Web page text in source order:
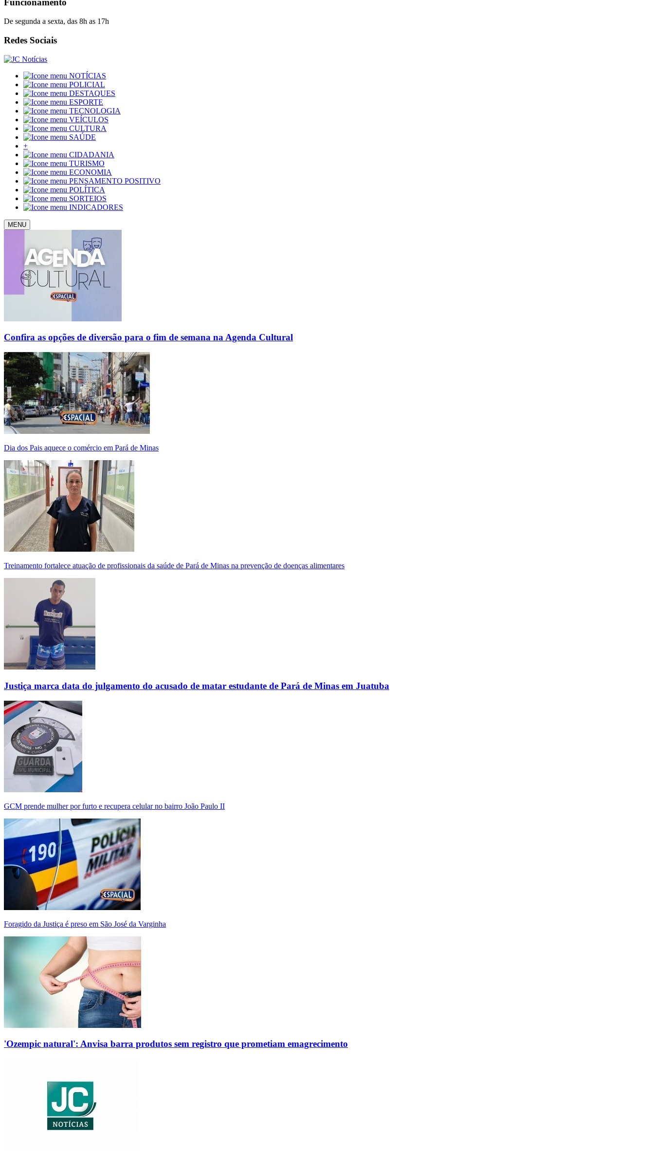
Funcionamento
De segunda a sexta, das 8h as 17h
Redes Sociais
NOTÍCIAS
POLICIAL
DESTAQUES
ESPORTE
TECNOLOGIA
VEÍCULOS
CULTURA
SAÚDE
+
CIDADANIA
TURISMO
ECONOMIA
PENSAMENTO POSITIVO
POLÍTICA
SORTEIOS
INDICADORES
MENU
Confira as opções de diversão para o fim de semana na Agenda Cultural
Dia dos Pais aquece o comércio em Pará de Minas
Treinamento fortalece atuação de profissionais da saúde de Pará de Minas na prevenção de doenças alimentares
Justiça marca data do julgamento do acusado de matar estudante de Pará de Minas em Juatuba
GCM prende mulher por furto e recupera celular no bairro João Paulo II
Foragido da Justiça é preso em São José da Varginha
'Ozempic natural': Anvisa barra produtos sem registro que prometiam emagrecimento